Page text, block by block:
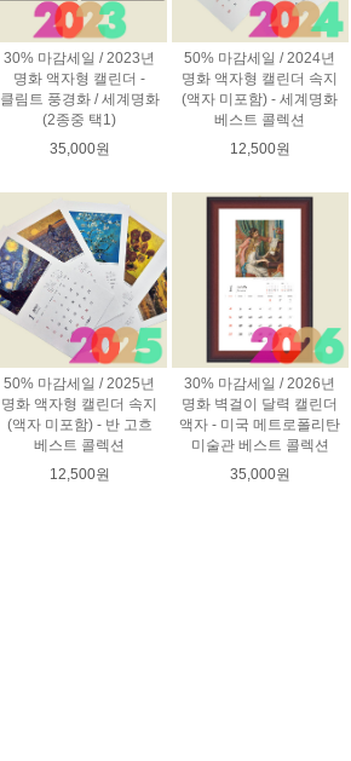
30% 마감세일 / 2023년
명화 액자형 캘린더 -
클림트 풍경화 / 세계명화
(2종중 택1)
35,000원
50% 마감세일 / 2024년
명화 액자형 캘린더 속지
(액자 미포함) - 세계명화
베스트 콜렉션
12,500원
50% 마감세일 / 2025년
명화 액자형 캘린더 속지
(액자 미포함) - 반 고흐
베스트 콜렉션
12,500원
30% 마감세일 / 2026년
명화 벽걸이 달력 캘린더
액자 - 미국 메트로폴리탄
미술관 베스트 콜렉션
35,000원